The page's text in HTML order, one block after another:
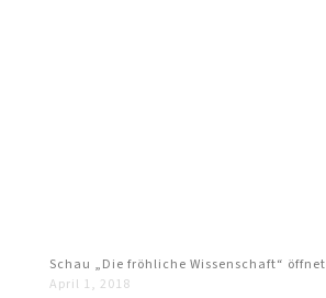
Schau „Die fröhliche Wissenschaft“ öffnet
April 1, 2018